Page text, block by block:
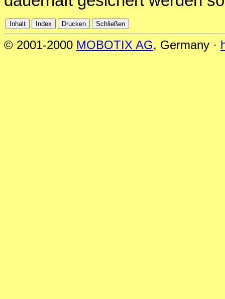
© 2001-2000 MOBOTIX AG, Germany ·